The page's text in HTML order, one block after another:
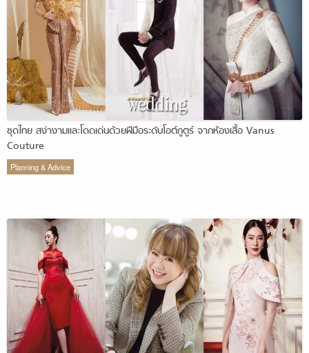
ชุดไทย สง่างามและโดดเด่นด้วยฝีมือระดับโอต์กูตูร์ จากห้องเสื้อ Vanus
Couture
Planning & Advice